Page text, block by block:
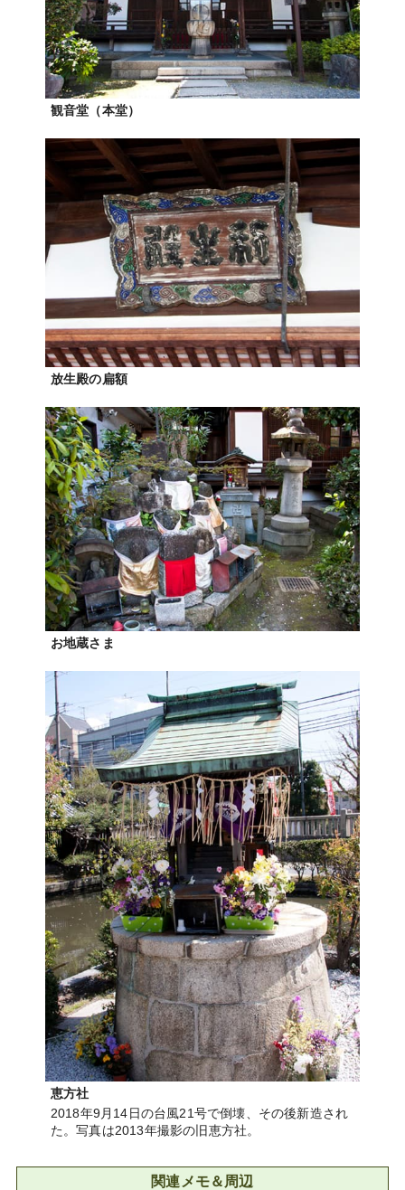
観音堂（本堂）
放生殿の扁額
お地蔵さま
恵方社
2018年9月14日の台風21号で倒壊、その後新造され
た。写真は2013年撮影の旧恵方社。
関連メモ＆周辺